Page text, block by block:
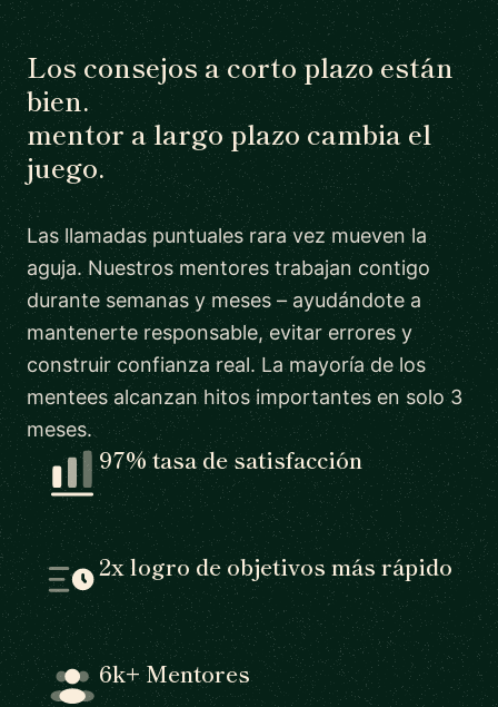
Los consejos a corto plazo están
bien.
mentor a largo plazo cambia el
juego.
Las llamadas puntuales rara vez mueven la
aguja. Nuestros mentores trabajan contigo
durante semanas y meses – ayudándote a
mantenerte responsable, evitar errores y
construir confianza real. La mayoría de los
mentees alcanzan hitos importantes en solo 3
meses.
97% tasa de satisfacción
2x logro de objetivos más rápido
6k+ Mentores